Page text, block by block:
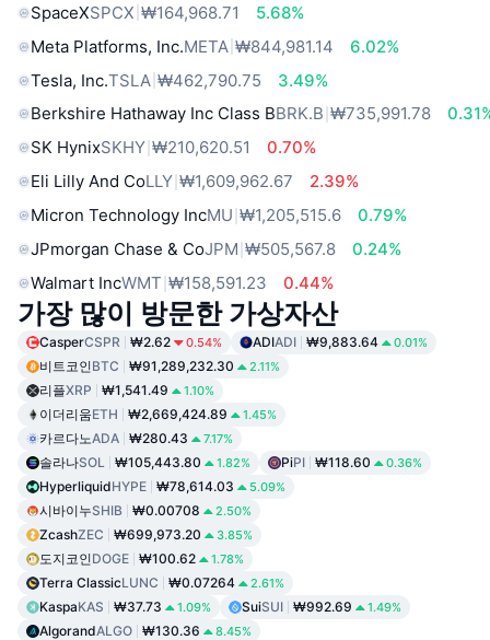
SpaceXSPCX ₩164,968.71
5.68%
Meta Platforms, Inc.META ₩844,981.14
6.02%
Tesla, Inc.TSLA ₩462,790.75
3.49%
Berkshire Hathaway Inc Class BBRK.B ₩735,991.78
SK HynixSKHY ₩210,620.51
0.70%
Eli Lilly And CoLLY ₩1,609,962.67
2.39%
Micron Technology IncMU ₩1,205,515.6
0.79%
JPmorgan Chase & CoJPM ₩505,567.8
0.24%
Walmart IncWMT ₩158,591.23 0.44%
가장 많이 방문한 가상자산
CasperCSPR ₩2.62 0.54% ADIADI ₩9,883.64 0.01%
비트코인BTC ₩91,289,232.30 2.11%
리플XRP ₩1,541.49 1.10%
이더리움ETH ₩2,669,424.89 1.45%
카르다노ADA ₩280.43 7.17%
솔라나SOL ₩105,443.80 1.82% PiPI ₩118.60 0.36%
HyperliquidHYPE ₩78,614.03 5.09%
시바이누SHIB ₩0.00708 2.50%
ZcashZEC ₩699,973.20 3.85%
도지코인DOGE ₩100.62 1.78%
Terra ClassicLUNC ₩0.07264 2.61%
KaspaKAS ₩37.73 1.09% SuiSUI ₩992.69 1.49%
AlgorandALGO ₩130.36 8.45%